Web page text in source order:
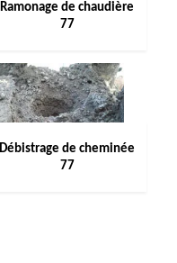
Ramonage de chaudière
77
Débistrage de cheminée
77